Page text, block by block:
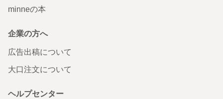
minneの本
企業の方へ
広告出稿について
大口注文について
ヘルプセンター